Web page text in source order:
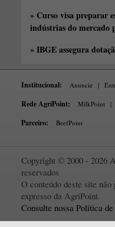
» Curso visa preparar
indústrias do mercado
» IBGE assegura
Institucional: Anuncie |
Rede AgriPoint: MilkPoint |
Parceiro: BeefPoint
Copyright © 2000 - 2026
reservados
O conteúdo deste site
expresso da AgriPoint.
Consulte nossa Política